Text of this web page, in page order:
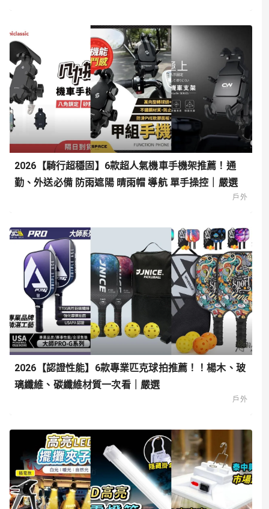
2026【騎行超穩固】6款超人氣機車手機架推薦！通
勤、外送必備 防雨遮陽 晴雨帽 導航 單手操控｜嚴選
戶外
2026【認證性能】6款專業匹克球拍推薦！！楊木、玻
璃纖維、碳纖維材質一次看｜嚴選
戶外